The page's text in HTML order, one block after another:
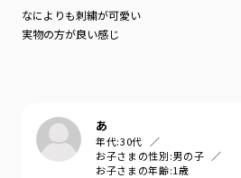
なによりも刺繍が可愛い
実物の方が良い感じ
あ
年代:30代
お子さまの性別:男の子
お子さまの年齢:1歳
ブランド ／branshes
シーズン
アウトレット
カテゴリ
／ ベビーウェア